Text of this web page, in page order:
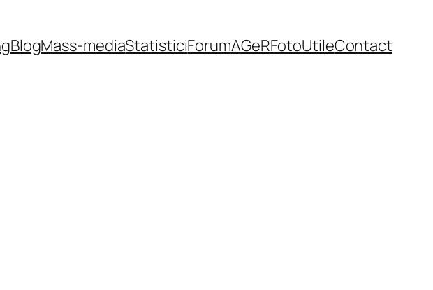
BlogMass-mediaStatisticiForumAGeRFotoUtileContact